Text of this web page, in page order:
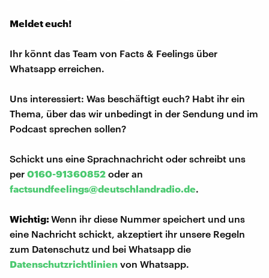
Meldet euch!
Ihr könnt das Team von Facts & Feelings über
Whatsapp erreichen.
Uns interessiert: Was beschäftigt euch? Habt ihr ein
Thema, über das wir unbedingt in der Sendung und im
Podcast sprechen sollen?
Schickt uns eine Sprachnachricht oder schreibt uns
per 0160-91360852 oder an
factsundfeelings@deutschlandradio.de.
Wichtig:Wenn ihr diese Nummer speichert und uns
eine Nachricht schickt, akzeptiert ihr unsere Regeln
zum Datenschutz und bei Whatsapp die
Datenschutzrichtlinien von Whatsapp.